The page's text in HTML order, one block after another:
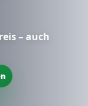
– auch